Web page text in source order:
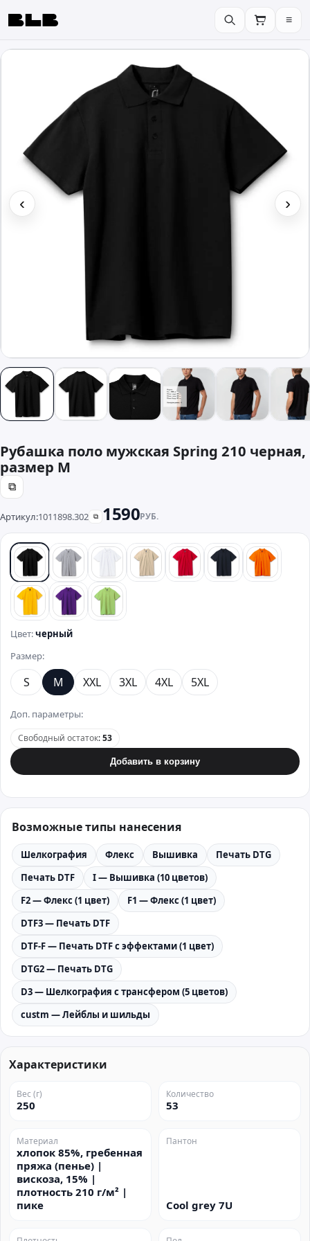
BLB ≡
‹ ›
Рубашка поло мужская Spring 210 черная,
размер M
⧉
Артикул:1011898.302 ⧉ 1590РУБ.
черныйсерый белый бежевыйкрасный синий
желтыйфиолетовый
зеленый
Цвет:черный
Размер:
S M XXL 3XL 4XL 5XL
Доп. параметры:
Свободный остаток:53
Добавить в корзину
Возможные типы нанесения
Шелкография Флекс Вышивка
Печать DTG
Печать DTF
I — Вышивка (10 цветов)
F2 — Флекс (1 цвет)
F1 — Флекс (1 цвет)
DTF3 — Печать DTF
DTF-F — Печать DTF с эффектами (1 цвет)
DTG2 — Печать DTG
D3 — Шелкография с трансфером (5 цветов)
custm — Лейблы и шильды
Характеристики
Вес (г)
250
Количество
53
Материал
хлопок 85%, гребенная
пряжа (пенье) |
вискоза, 15% |
плотность 210 г/м² |
пике
Пантон
Cool grey 7U